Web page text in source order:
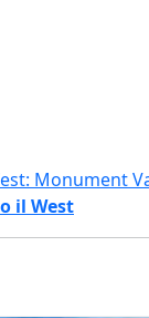
Monument
il West